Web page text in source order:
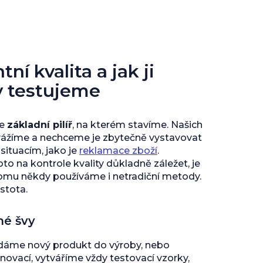
kvalita a jak ji
testujeme
základní pilíř, na kterém stavíme. Našich
a nechceme je zbytečně vystavovat
jako je reklamace zboží.
na kontrole kvality důkladně záležet, je
někdy používáme i netradiční metody.
švy
nový produkt do výroby, nebo
vytváříme vždy testovací vzorky,